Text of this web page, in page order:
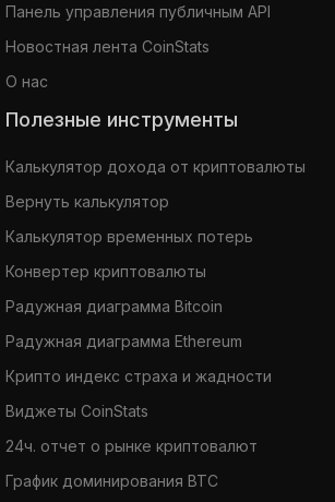
Панель управления публичным API
Новостная лента CoinStats
О нас
Полезные инструменты
Калькулятор дохода от криптовалюты
Вернуть калькулятор
Калькулятор временных потерь
Конвертер криптовалюты
Радужная диаграмма Bitcoin
Радужная диаграмма Ethereum
Крипто индекс страха и жадности
Виджеты CoinStats
24ч. отчет о рынке криптовалют
График доминирования BTC